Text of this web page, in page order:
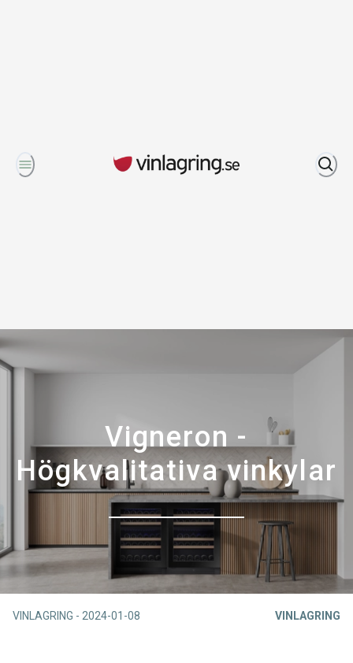
Vigneron -
Högkvalitativa vinkylar
VINLAGRING - 2024-01-08 VINLAGRING